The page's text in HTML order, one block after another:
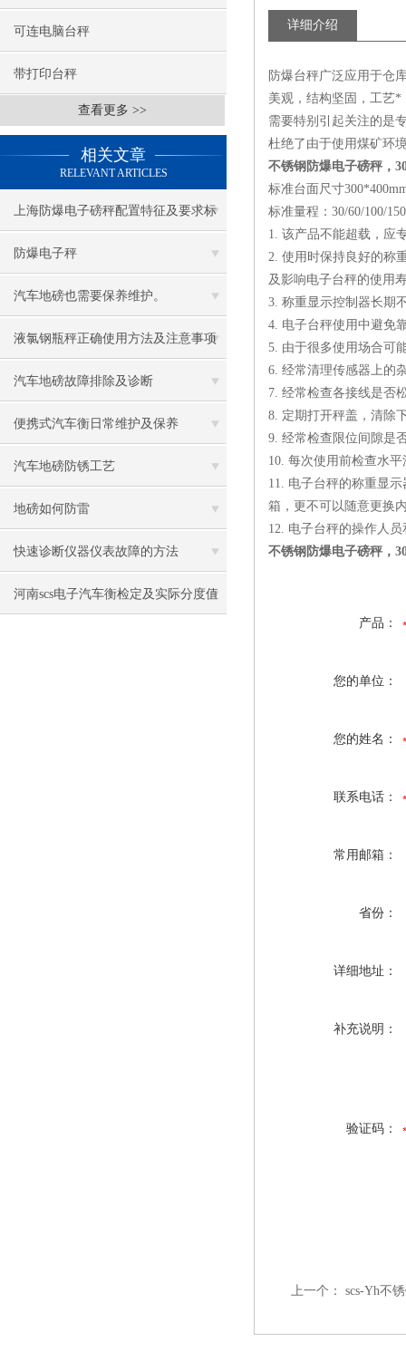
可连电脑台秤
带打印台秤
查看更多 >>
相关文章
RELEVANT ARTICLES
上海防爆电子磅秤配置特征及要求标
准
防爆电子秤
汽车地磅也需要保养维护。
液氯钢瓶秤正确使用方法及注意事项
汽车地磅故障排除及诊断
便携式汽车衡日常维护及保养
汽车地磅防锈工艺
地磅如何防雷
快速诊断仪器仪表故障的方法
河南scs电子汽车衡检定及实际分度值
详细介绍
防爆台秤广泛应用于仓
美观，结构坚固，工艺
需要特别引起关注的是
杜绝了由于使用煤矿环
不锈钢防爆电子磅秤，
标准台面尺寸
标准量程：30/60/100/
1. 该产品不能超载，应
2. 使用时保持良好的称
及影响电子台秤的使用
3. 称重显示控制器长期
4. 电子台秤使用中避免
5. 由于很多使用场合可
6. 经常清理传感器上的
7. 经常检查各接线是否
8. 定期打开秤盖，清除
9. 经常检查限位间隙是
10. 每次使用前检查水
11. 电子台秤的称重显
箱，更不可以随意更换
12. 电子台秤的操作人
不锈钢防爆电子磅秤，
产品：
您的单位：
您的姓名：
联系电话：
常用邮箱：
省份：
详细地址：
补充说明：
验证码：
上一个： scs-Yh不